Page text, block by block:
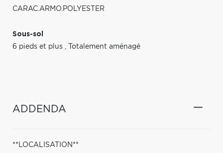
CARAC.ARMO.POLYESTER
Sous-sol
6 pieds et plus , Totalement aménagé
ADDENDA
**LOCALISATION**